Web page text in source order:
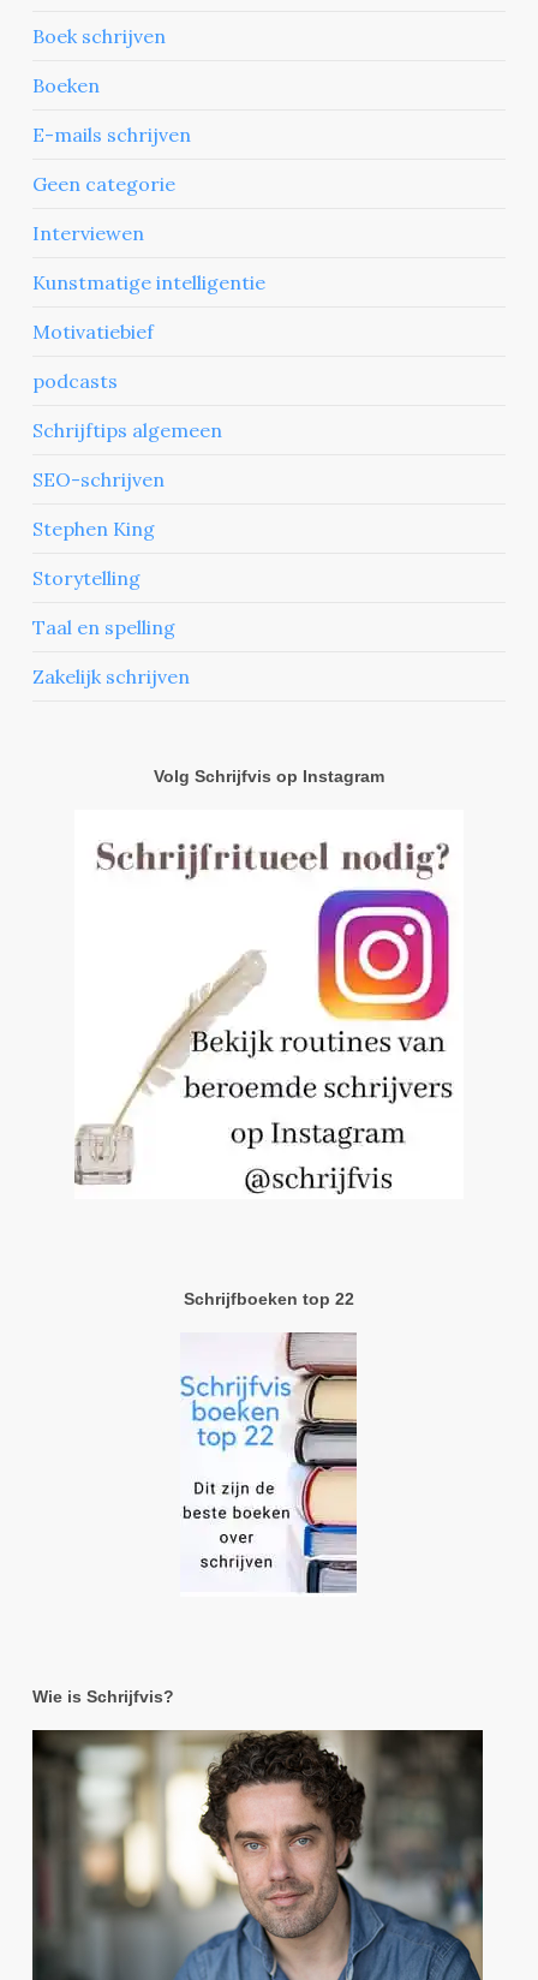
Boek schrijven
Boeken
E-mails schrijven
Geen categorie
Interviewen
Kunstmatige intelligentie
Motivatiebief
podcasts
Schrijftips algemeen
SEO-schrijven
Stephen King
Storytelling
Taal en spelling
Zakelijk schrijven
Volg Schrijfvis op Instagram
Schrijfboeken top 22
Wie is Schrijfvis?